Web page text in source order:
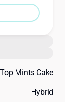
Top Mints Cake
Hybrid